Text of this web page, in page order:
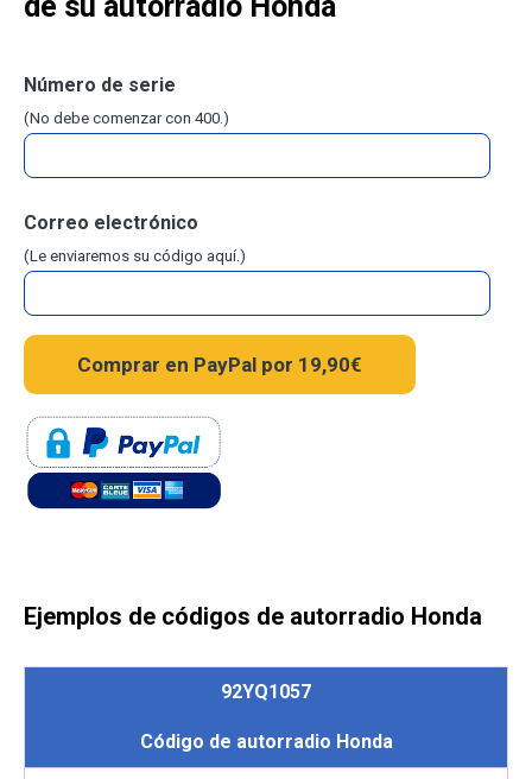
de su autorradio Honda
Número de serie
(No debe comenzar con 400.)
Correo electrónico
(Le enviaremos su código aquí.)
Ejemplos de códigos de autorradio Honda
92YQ1057
Código de autorradio Honda